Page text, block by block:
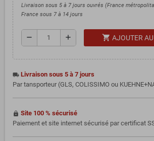
Livraison sous 5 à 7 jours ouvrés (France
France sous 7 à 14 jours
remove add shopping_cart AJOUTER
local_shipping Livraison sous 5 à 7 jours
Par tansporteur (GLS, COLISSIMO ou
https Site 100 % sécurisé
Paiement et site internet sécurisé par certificat